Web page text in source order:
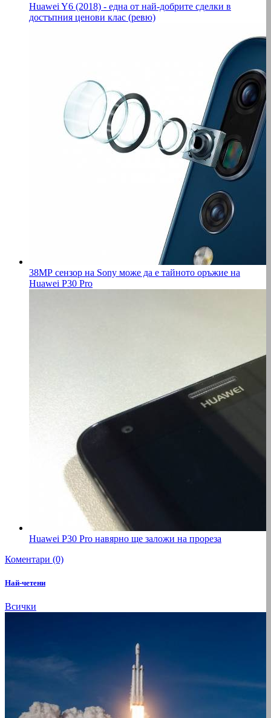
Huawei Y6 (2018) - една от най-добрите сделки в
достъпния ценови клас (ревю)
38МР сензор на Sony може да е тайното оръжие на
Huawei P30 Pro
Huawei P30 Pro навярно ще заложи на прореза
Коментари (0)
Най-четени
Всички